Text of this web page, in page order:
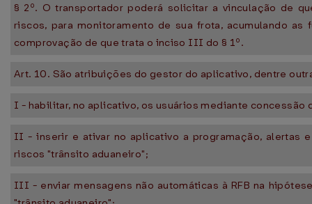
§ 2º. O transportador poderá solicitar a vinculação de
riscos, para monitoramento de sua frota, acumulando
comprovação de que trata o inciso III do § 1º.
Art. 10. São atribuições do gestor do aplicativo, dentre
I - habilitar, no aplicativo, os usuários mediante concessão
II - inserir e ativar no aplicativo a programação, alertas
riscos "trânsito aduaneiro";
III - enviar mensagens não automáticas à RFB na